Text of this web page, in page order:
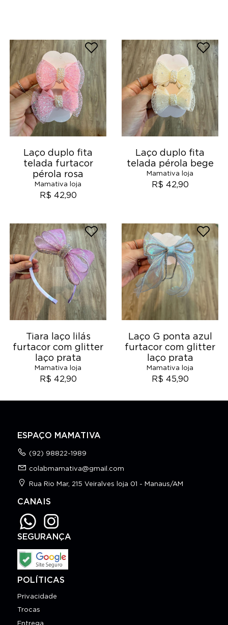
Laço duplo fita
telada furtacor
pérola rosa
Mamativa loja
R$ 42,90
Laço duplo fita
telada pérola bege
Mamativa loja
R$ 42,90
Tiara laço lilás
furtacor com glitter
laço prata
Mamativa loja
R$ 42,90
Laço G ponta azul
furtacor com glitter
laço prata
Mamativa loja
R$ 45,90
ESPAÇO MAMATIVA
(92) 98822-1989
colabmamativa@gmail.com
Rua Rio Mar, 215 Veiralves loja 01 - Manaus/AM
CANAIS
SEGURANÇA
POLÍTICAS
Privacidade
Trocas